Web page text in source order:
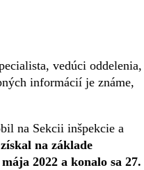
vedúci oddelenia,
informácií je známe,
na Sekcii inšpekcie a
na základe
2022 a konalo sa 27.